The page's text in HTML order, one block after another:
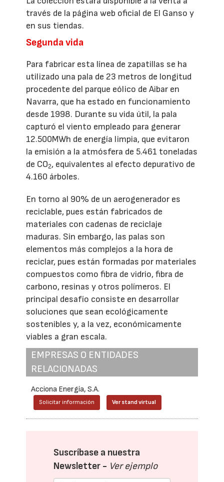
través de la página web oficial de El Ganso y
en sus tiendas.
Segunda vida
Para fabricar esta línea de zapatillas se ha
utilizado una pala de 23 metros de longitud
procedente del parque eólico de Aibar en
Navarra, que ha estado en funcionamiento
desde 1998. Durante su vida útil, la pala
capturó el viento empleado para generar
12.500MWh de energía limpia, que evitaron
la emisión a la atmósfera de 5.461 toneladas
de CO2, equivalentes al efecto depurativo de
4.160 árboles.
En torno al 90% de un aerogenerador es
reciclable, pues están fabricados de
materiales con cadenas de reciclaje
maduras. Sin embargo, las palas son
elementos más complejos a la hora de
reciclar, pues están formadas por materiales
compuestos como fibra de vidrio, fibra de
carbono, resinas y otros polímeros. El
principal desafío consiste en desarrollar
soluciones que sean ecológicamente
sostenibles y, a la vez, económicamente
viables a gran escala.
EMPRESAS O ENTIDADES
RELACIONADAS
Acciona Energía, S.A.
Solicitar información Ver stand virtual
Suscríbase a nuestra
Newsletter - Ver ejemplo